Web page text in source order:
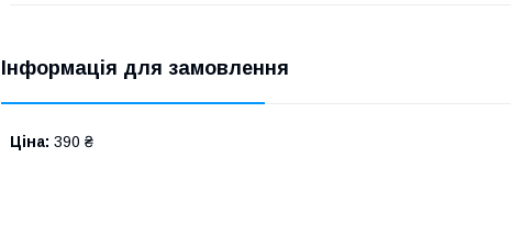
Інформація для замовлення
Ціна: 390 ₴